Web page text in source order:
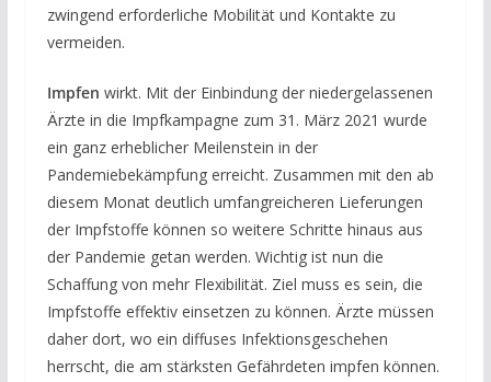
zwingend erforderliche Mobilität und Kontakte zu
vermeiden.
Impfen wirkt. Mit der Einbindung der niedergelassenen
Ärzte in die Impfkampagne zum 31. März 2021 wurde
ein ganz erheblicher Meilenstein in der
Pandemiebekämpfung erreicht. Zusammen mit den ab
diesem Monat deutlich umfangreicheren Lieferungen
der Impfstoffe können so weitere Schritte hinaus aus
der Pandemie getan werden. Wichtig ist nun die
Schaffung von mehr Flexibilität. Ziel muss es sein, die
Impfstoffe effektiv einsetzen zu können. Ärzte müssen
daher dort, wo ein diffuses Infektionsgeschehen
herrscht, die am stärksten Gefährdeten impfen können.